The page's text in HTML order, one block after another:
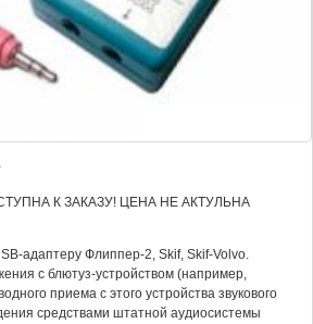
К ЗАКАЗУ! ЦЕНА НЕ АКТУЛЬНА
адаптеру Флиппер-2, Skif, Skif-Volvo.
с блютуз-устройством (например,
приема с этого устройства звукового
средствами штатной аудиосистемы